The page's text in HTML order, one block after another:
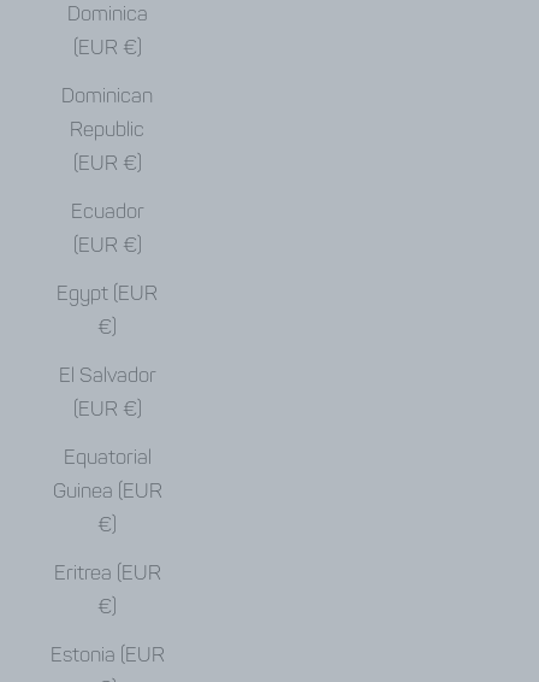
Dominica
(EUR €)
Dominican
Republic
(EUR €)
Ecuador
(EUR €)
Egypt (EUR
€)
El Salvador
(EUR €)
Equatorial
Guinea (EUR
€)
Eritrea (EUR
€)
Estonia (EUR